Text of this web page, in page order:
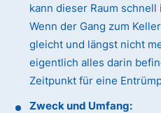
kann dieser Raum
Wenn der Gang zum
gleicht und längst nicht
eigentlich alles darin
Zeitpunkt für eine
Zweck und Umfang: